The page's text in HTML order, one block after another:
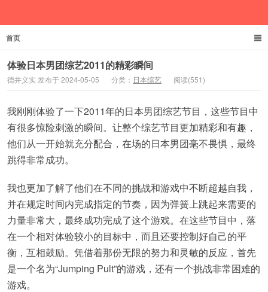
首页
体验日本男团综艺2011的精彩瞬间
德井义实 发布于 2024-05-05 分类： 日本综艺 阅读(551)
我刚刚体验了一下2011年的日本男团综艺节目，这些节目中
有很多惊险刺激的瞬间。让整个综艺节目更加精彩和有趣，
他们从一开始就充分配合，在场的日本男团毫不畏惧，最终
跳得非常成功。
我也更加了解了他们在不同的挑战和游戏中不断超越自我，
并在规定时间内完成指定的节奏，因为弹簧上跳起来需要的
力量非常大，最终成功完成了这个游戏。在这些节目中，落
在一个相对体验较小的目标中，而且还要控制好自己的平
衡，互相鼓励。凭借着那份无限的努力和灵敏的反应，首先
是一个名为“Jumping Pult”的游戏，还有一个挑战非常困难的
游戏。